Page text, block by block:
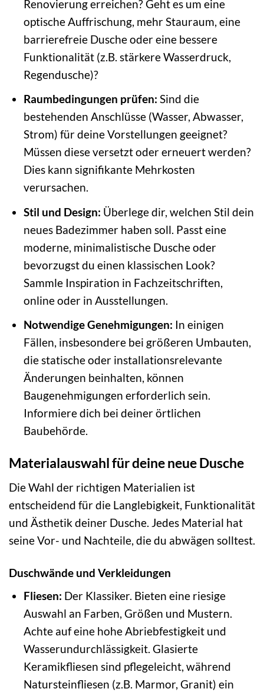
Renovierung erreichen? Geht es um eine
optische Auffrischung, mehr Stauraum, eine
barrierefreie Dusche oder eine bessere
Funktionalität (z.B. stärkere Wasserdruck,
Regendusche)?
Raumbedingungen prüfen: Sind die
bestehenden Anschlüsse (Wasser, Abwasser,
Strom) für deine Vorstellungen geeignet?
Müssen diese versetzt oder erneuert werden?
Dies kann signifikante Mehrkosten
verursachen.
Stil und Design: Überlege dir, welchen Stil dein
neues Badezimmer haben soll. Passt eine
moderne, minimalistische Dusche oder
bevorzugst du einen klassischen Look?
Sammle Inspiration in Fachzeitschriften,
online oder in Ausstellungen.
Notwendige Genehmigungen: In einigen
Fällen, insbesondere bei größeren Umbauten,
die statische oder installationsrelevante
Änderungen beinhalten, können
Baugenehmigungen erforderlich sein.
Informiere dich bei deiner örtlichen
Baubehörde.
Materialauswahl für deine neue Dusche
Die Wahl der richtigen Materialien ist
entscheidend für die Langlebigkeit, Funktionalität
und Ästhetik deiner Dusche. Jedes Material hat
seine Vor- und Nachteile, die du abwägen solltest.
Duschwände und Verkleidungen
Fliesen: Der Klassiker. Bieten eine riesige
Auswahl an Farben, Größen und Mustern.
Achte auf eine hohe Abriebfestigkeit und
Wasserundurchlässigkeit. Glasierte
Keramikfliesen sind pflegeleicht, während
Natursteinfliesen (z.B. Marmor, Granit) ein